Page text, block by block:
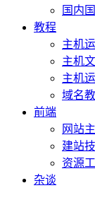
国内
教程
主机
主机
主机
域名
前端
网站
建站
资源
杂谈